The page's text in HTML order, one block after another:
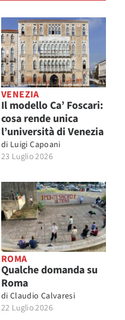
VENEZIA
Il modello Ca’ Foscari:
cosa rende unica
l’università di Venezia
di Luigi Capoani
23 Luglio 2026
ROMA
Qualche domanda su
Roma
di Claudio Calvaresi
22 Luglio 2026